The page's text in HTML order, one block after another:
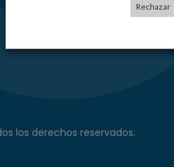
los derechos reservados.
Rechazar